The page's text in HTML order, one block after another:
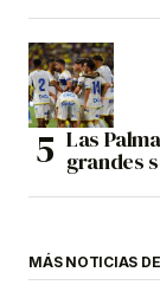
Las
grandes
MÁS NOTICIAS